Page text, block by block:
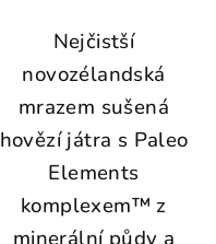
Nejčistší
novozélandská
mrazem sušená
hovězí játra s Paleo
Elements
komplexem™ z